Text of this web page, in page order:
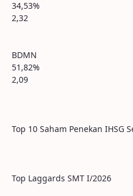
34,53%
2,32
BDMN
51,82%
2,09
Top 10 Saham Penekan IHSG
Top Laggards SMT I/2026